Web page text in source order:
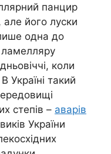
панцир
але його луски
одна до
ламелляру
коли
Україні такий
степів – аварів
України